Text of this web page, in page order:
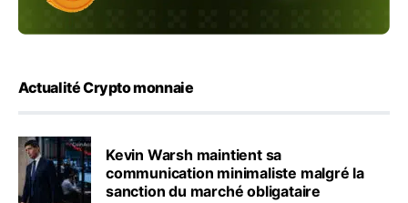
Actualité Crypto monnaie
Kevin Warsh maintient sa
communication minimaliste malgré la
sanction du marché obligataire